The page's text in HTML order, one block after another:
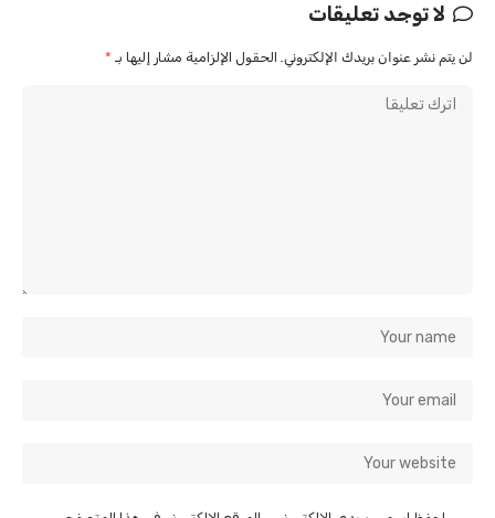
لا توجد تعليقات
لن يتم نشر عنوان بريدك الإلكتروني. الحقول الإلزامية مشار إليها بـ *